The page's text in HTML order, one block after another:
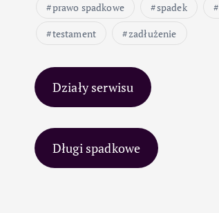
prawo spadkowe
spadek
testament
zadłużenie
Działy serwisu
Długi spadkowe